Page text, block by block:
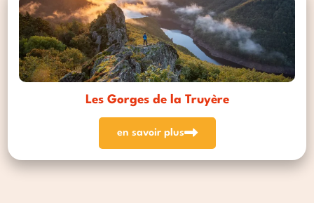
Les Gorges de la Truyère
en savoir plus